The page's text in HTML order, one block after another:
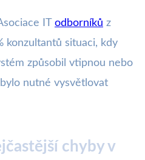
IT odborníků z
konzultantů situaci, kdy
způsobil vtipnou nebo
nutné vysvětlovat
chyby v